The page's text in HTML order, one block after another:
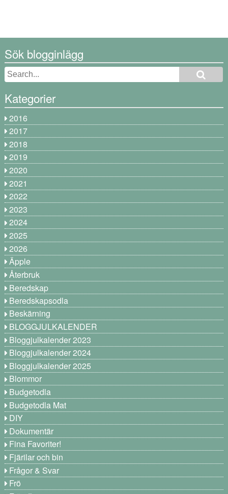
Sök blogginlägg
Kategorier
2016
2017
2018
2019
2020
2021
2022
2023
2024
2025
2026
Äpple
Återbruk
Beredskap
Beredskapsodla
Beskärning
BLOGGJULKALENDER
Bloggjulkalender 2023
Bloggjulkalender 2024
Bloggjulkalender 2025
Blommor
Budgetodla
Budgetodla Mat
DIY
Dokumentär
Fina Favoriter!
Fjärilar och bin
Frågor & Svar
Frö